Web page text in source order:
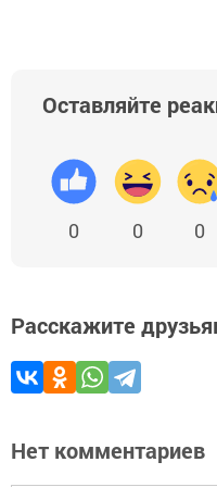
Оставляйте
0 0 0
Расскажите
Нет комментариев